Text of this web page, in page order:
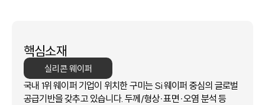
핵심소재
실리콘 웨이퍼
국내 1위 웨이퍼 기업이 위치한 구미는 Si 웨이퍼 중심의 글로벌
공급기반을 갖추고 있습니다. 두께/형상·표면·오염 분석 등